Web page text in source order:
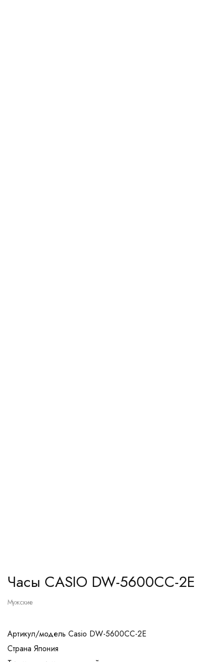
Часы CASIO DW-5600CC-2E
Мужские
Артикул/модель Casio DW-5600CC-2E
Страна Япония